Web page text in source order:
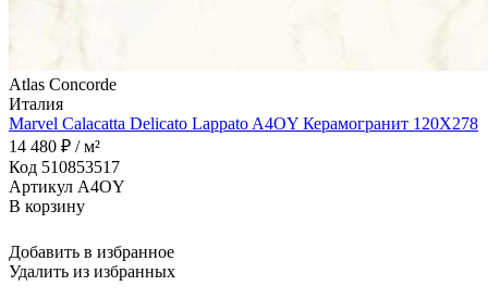
Atlas Concorde
Италия
Marvel Calacatta Delicato Lappato A4OY Керамогранит 120X278
14 480 ₽ / м²
Код 510853517
Артикул A4OY
В корзину
Добавить в избранное
Удалить из избранных